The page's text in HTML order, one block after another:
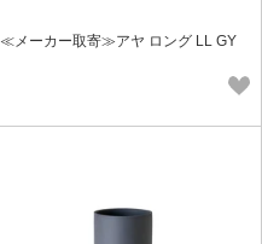
≪メーカー取寄≫アヤ ロング LL GY